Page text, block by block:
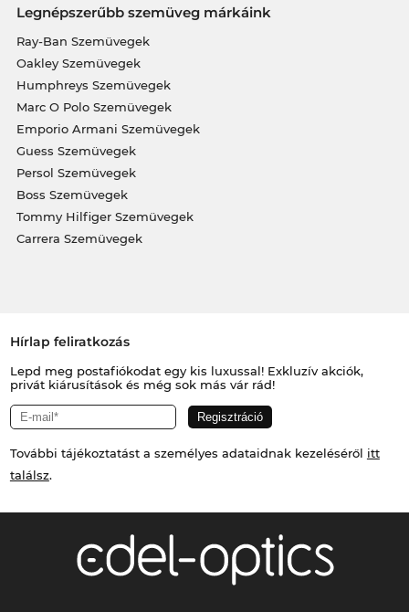
Legnépszerűbb szemüveg márkáink
Ray-Ban Szemüvegek
Oakley Szemüvegek
Humphreys Szemüvegek
Marc O Polo Szemüvegek
Emporio Armani Szemüvegek
Guess Szemüvegek
Persol Szemüvegek
Boss Szemüvegek
Tommy Hilfiger Szemüvegek
Carrera Szemüvegek
Hírlap feliratkozás
Lepd meg postafiókodat egy kis luxussal! Exkluzív akciók,
privát kiárusítások és még sok más vár rád!
További tájékoztatást a személyes adataidnak kezeléséről itt
találsz.